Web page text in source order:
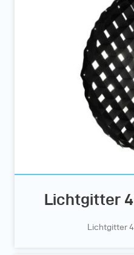
Lichtgitter
Lichtgitter